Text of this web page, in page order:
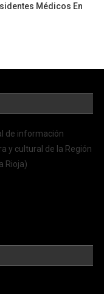
Médicos En
de información
y cultural de la Región
Rioja)